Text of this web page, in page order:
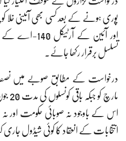
پوری ہونے کے بعد کسی بھی آئینی خلا
اور آئین کے
تسلسل برقرار رکھا جائے۔
اس کے باوجود نہ صوبائی حکومت اور
انتخابات کے انعقاد کا کوئی شیڈول جاری